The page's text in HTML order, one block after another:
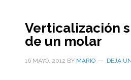
Verticalización
de un molar
16 MAYO, 2012 BY MARIO DEJA